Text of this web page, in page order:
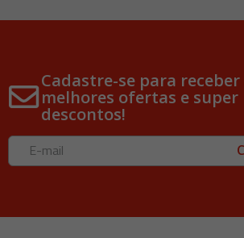
Cadastre-se para receber
melhores ofertas e super
descontos!